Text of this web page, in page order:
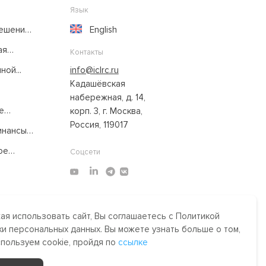
Язык
English
Контакты
info@iclrc.ru
Кадашёвская
набережная, д. 14,
корп. 3, г. Москва,
Россия, 119017
Соцсети
Made by Uprising
2021
использовать сайт, Вы соглашаетесь с Политикой
персональных данных. Вы можете узнать больше о том,
cookie, пройдя по ссылке